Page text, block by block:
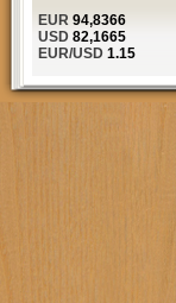
EUR 94,8366
USD 82,1665
EUR/USD 1.15